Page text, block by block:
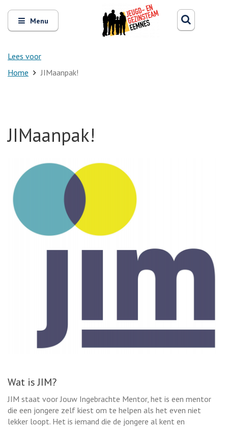
Open
en
sluit
Menu
Lees voor
Zoeken
Home JIMaanpak!
JIMaanpak!
Wat is JIM?
JIM staat voor Jouw Ingebrachte Mentor, het is een mentor
die een jongere zelf kiest om te helpen als het even niet
lekker loopt. Het is iemand die de jongere al kent en